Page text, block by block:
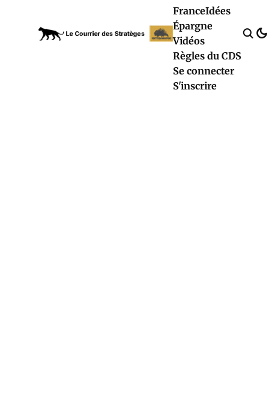
FranceIdées
Épargne
Vidéos
Règles du CDS
Se connecter
S'inscrire